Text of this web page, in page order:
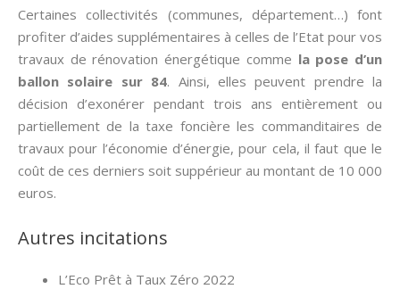
Certaines collectivités (communes, département…) font
profiter d’aides supplémentaires à celles de l’Etat pour vos
travaux de rénovation énergétique comme la pose d’un
ballon solaire sur 84. Ainsi, elles peuvent prendre la
décision d’exonérer pendant trois ans entièrement ou
partiellement de la taxe foncière les commanditaires de
travaux pour l’économie d’énergie, pour cela, il faut que le
coût de ces derniers soit suppérieur au montant de 10 000
euros.
Autres incitations
L’Eco Prêt à Taux Zéro 2022